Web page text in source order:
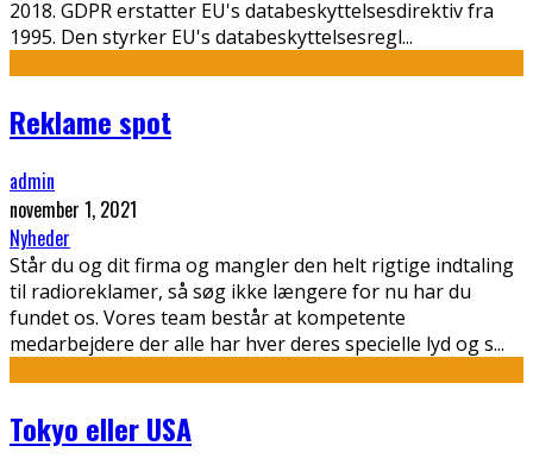
2018. GDPR erstatter EU's databeskyttelsesdirektiv fra
1995. Den styrker EU's databeskyttelsesregl...
Reklame spot
admin
november 1, 2021
Nyheder
Står du og dit firma og mangler den helt rigtige indtaling
til radioreklamer, så søg ikke længere for nu har du
fundet os. Vores team består at kompetente
medarbejdere der alle har hver deres specielle lyd og s...
Tokyo eller USA